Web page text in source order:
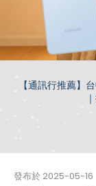
【通訊行推薦】
發布於 2025-05-16